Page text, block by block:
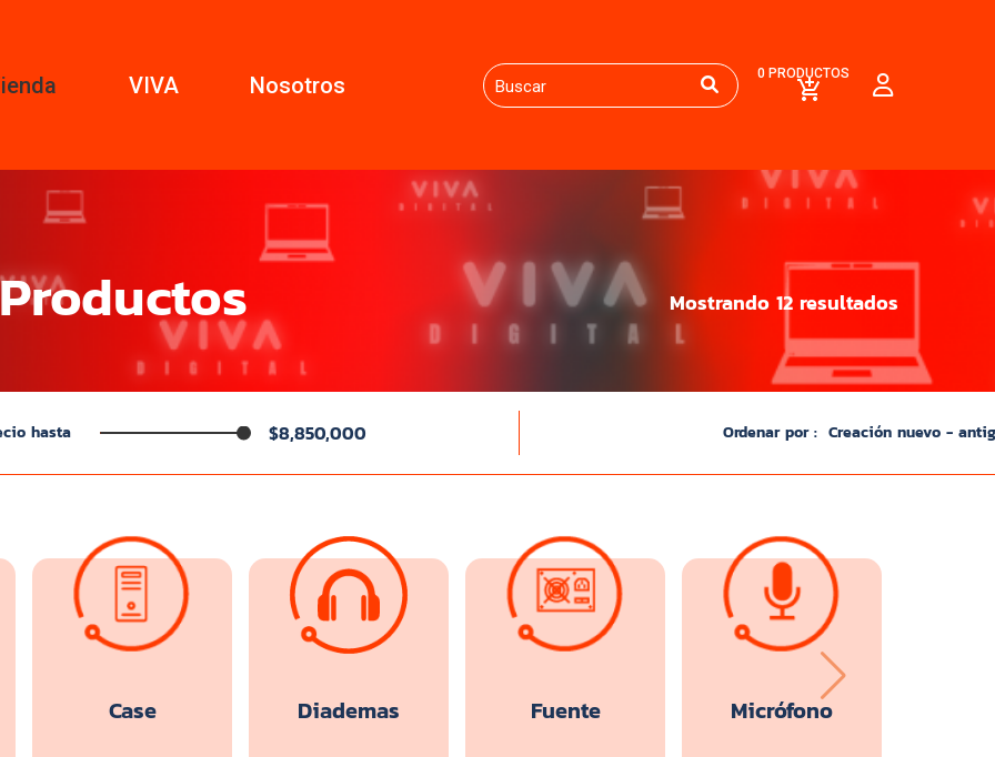
VIVA Nosotros 0 PRODUCTOS
Mostrando 12 resultados
hasta $8,850,000 Ordenar por : Creación nuevo -
Case Diademas Fuente Micrófono